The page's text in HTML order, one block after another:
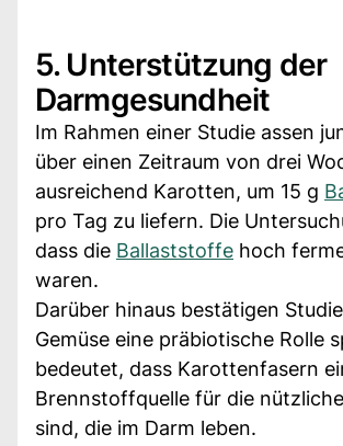
5. Unterstützung der
Darmgesundheit
Im Rahmen einer Studie assen
über einen Zeitraum von drei
ausreichend Karotten, um 15 g
pro Tag zu liefern. Die
dass die Ballaststoffe hoch
waren.
Darüber hinaus bestätigen
Gemüse eine präbiotische Rolle
bedeutet, dass Karottenfasern
Brennstoffquelle für die
sind, die im Darm leben.